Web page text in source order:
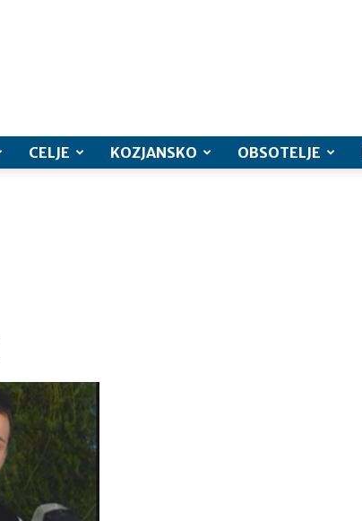
CELJE KOZJANSKO OBSOTELJE